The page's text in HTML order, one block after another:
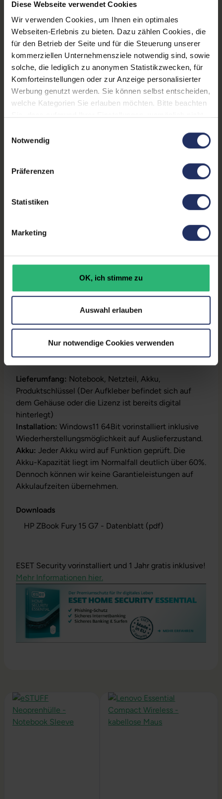
Diese Webseite verwendet Cookies
Wir verwenden Cookies, um Ihnen ein optimales
Webseiten-Erlebnis zu bieten. Dazu zählen Cookies, die
für den Betrieb der Seite und für die Steuerung unserer
kommerziellen Unternehmensziele notwendig sind, sowie
solche, die lediglich zu anonymen Statistikzwecken, für
Komforteinstellungen oder zur Anzeige personalisierter
Werbung genutzt werden. Sie können selbst entscheiden,
welche Kategorien Sie erlauben möchten. Bitte beachten
Weitere Informationen finden Sie in
Notwendig
Präferenzen
Statistiken
Marketing
OK, ich stimme zu
Auswahl erlauben
Nur notwendige Cookies verwenden
Produktbeschreibung
Lieferumfang: Notebook, Netzteil, Akku,
Produktschlüssel (Der Aufkleber befindet sich auf
dem Gehäuse oder die Lizenz ist bereits digital
hinterlegt)
Installation: Windows11 64Bit vorinstalliert inklusive
Wiederherstellungsmöglichkeit auf Auslieferzustand.
Akku: Jeder Akku wird auf Funktion geprüft. Die
Akku-Kapazität liegt im Normalfall deutlich über 60%.
Dennoch können wir keine Garantieleistungen auf
Akkulaufzeiten übernehmen.
Downloads
HP ZBook Fury 15 G7 - Datenblatt (pdf)
ESET Security vorinstalliert und 1 Jahr gratis inklusive!
Mehr Informationen hier.
Arbeitsspeicher: 32 GB DDR4
Grafikkarte: Quadro T2000
Grafikkartenspeicher: 4 GB GDDR5
Webcam: Ja
LTE: Nein
Fingerprintreader: Nein
Tastaturbeleuchtung:
1x Audio / Mikrofon - 3.5
, 1x LAN RJ-45
, 1x
, 2x
Deutsch (QWERTZ) mit
Partnerprogramm: Ja
4255867564097
Maße (LxBxH): 243 x 357 x 26 mm
2,4 kg
Produktgalerie überspringen